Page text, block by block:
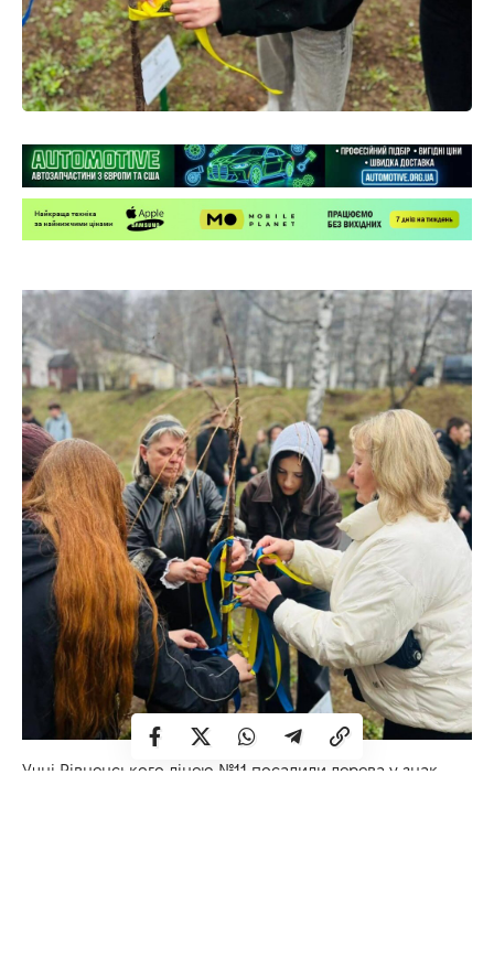
Учні Рівненського ліцею №11 посадили дерева у знак